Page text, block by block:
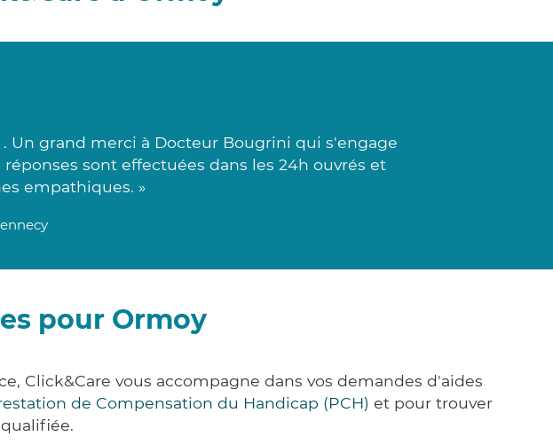
Un grand merci à Docteur Bougrini qui s'engage
sont effectuées dans les 24h ouvrés et
empathiques. »
pour Ormoy
Click&Care vous accompagne dans vos demandes d'aides
de Compensation du Handicap (PCH) et pour trouver